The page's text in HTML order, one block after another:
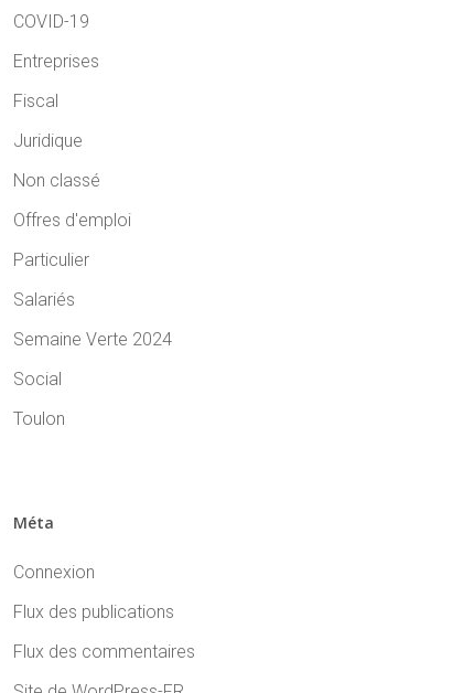
COVID-19
Entreprises
Fiscal
Juridique
Non classé
Offres d'emploi
Particulier
Salariés
Semaine Verte 2024
Social
Toulon
Méta
Connexion
Flux des publications
Flux des commentaires